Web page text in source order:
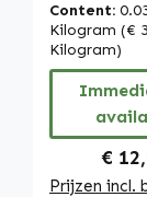
slikken -
retinol -
zicht en
Warnke
Vitalstoffe
Content:
Kilogram (€
Kilogram)
€
Prijzen incl.